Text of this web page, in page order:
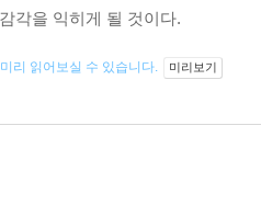
각을 익히게 될 것이다.
리 읽어보실 수 있습니다. 미리보기